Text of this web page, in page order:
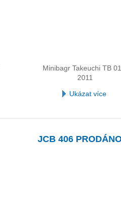
Minibagr Takeuchi TB
2011
Ukázat více
JCB 406